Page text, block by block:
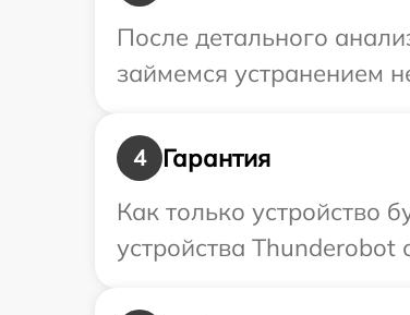
После детального
займемся устранением
4
Гарантия
Как только устройство
устройства Thunderobot